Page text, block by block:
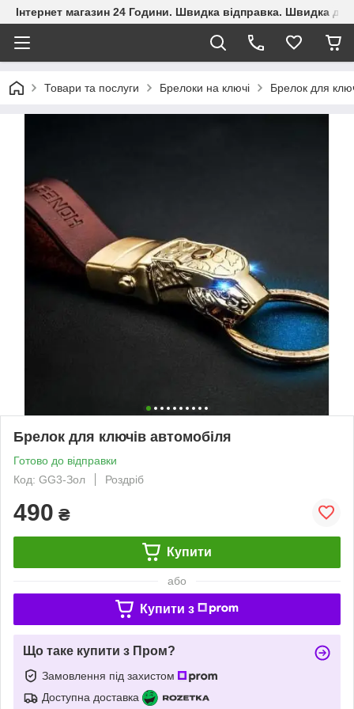
Інтернет магазин 24 Години. Швидка відправка. Швидка
Товари та послуги Брелоки на ключі Брелок для
Брелок для ключів автомобіля
Готово до відправки
Код: GG3-Зол
Роздріб
490 ₴
Купити
або
Купити з
Що таке купити з Пром?
Замовлення під захистом
Доступна доставка